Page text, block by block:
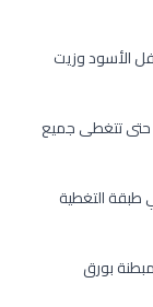
الأسود وزيت
حتى تتغطى جميع
طبقة التغطية
بورق